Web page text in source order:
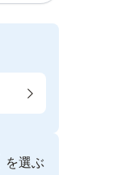
を選ぶ